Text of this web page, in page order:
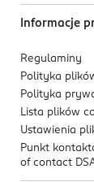
Informacje
Regulaminy
Polityka
Polityka
Lista plików
Ustawienia
Punkt
of contact